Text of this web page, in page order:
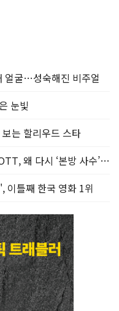
얼굴…성숙해진 비주얼
눈빛
는 할리우드 스타
[김민서의 AI가-중계] 골라 보던 OTT, 왜 다시 ‘본방 사수’를 부르나
이틀째 한국 영화 1위